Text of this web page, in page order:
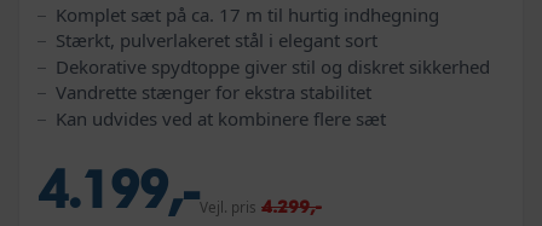
Komplet sæt på ca. 17 m til hurtig indhegning
Stærkt, pulverlakeret stål i elegant sort
Dekorative spydtoppe giver stil og diskret sikkerhed
Vandrette stænger for ekstra stabilitet
Kan udvides ved at kombinere flere sæt
4.199,-Vejl. pris 4.299,-